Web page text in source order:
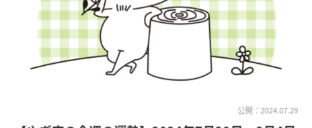
公開：2024.07.29